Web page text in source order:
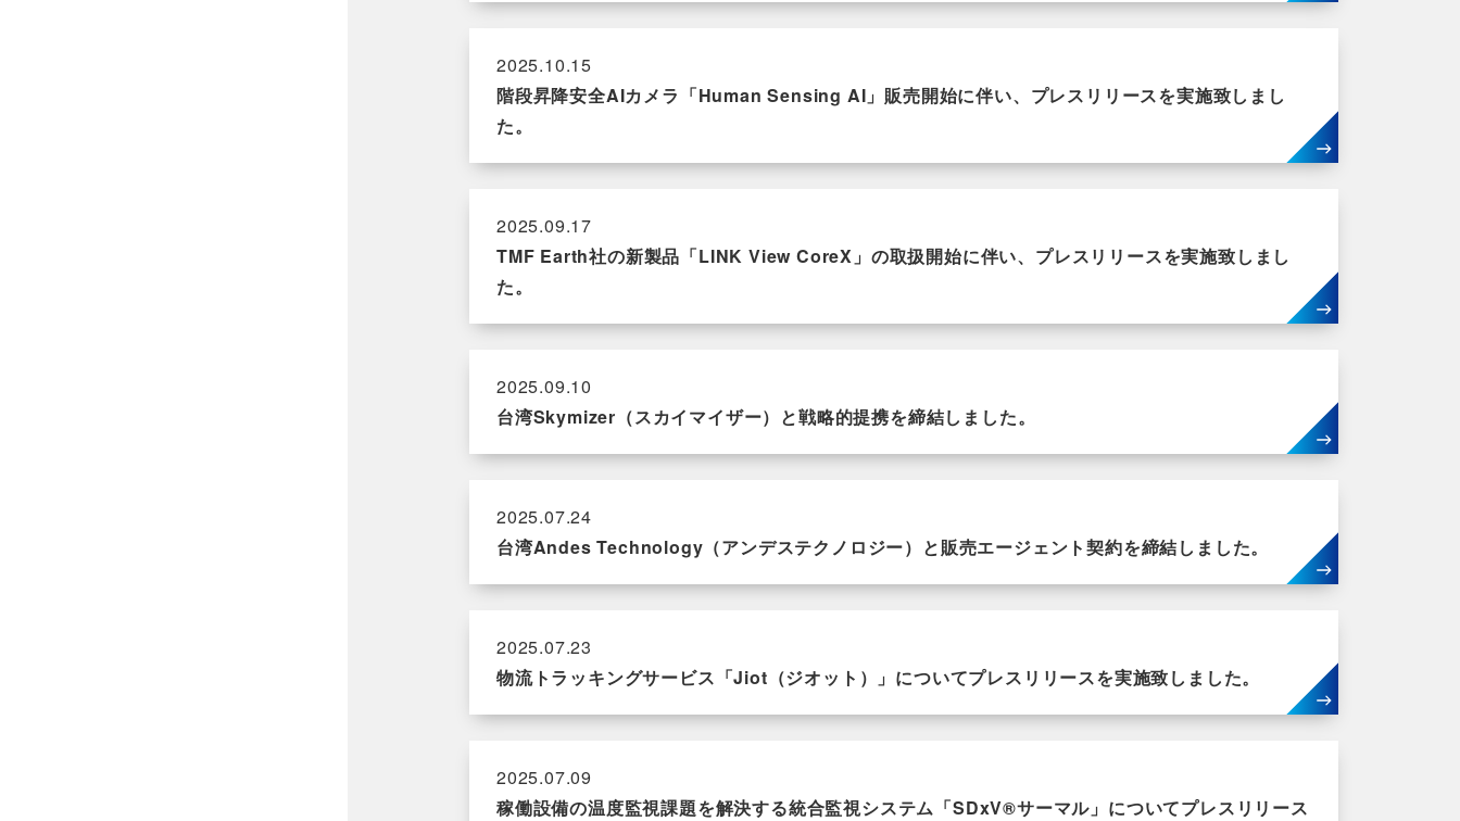
2025.10.15
階段昇降安全AIカメラ「Human Sensing AI」販売開始に伴い、プレスリリースを実施致しまし
た。
2025.09.17
TMF Earth社の新製品「LINK View CoreX」の取扱開始に伴い、プレスリリースを実施致しまし
た。
2025.09.10
台湾Skymizer（スカイマイザー）と戦略的提携を締結しました。
2025.07.24
台湾Andes Technology（アンデステクノロジー）と販売エージェント契約を締結しました。
2025.07.23
物流トラッキングサービス「Jiot（ジオット）」についてプレスリリースを実施致しました。
2025.07.09
稼働設備の温度監視課題を解決する統合監視システム「SDxV®サーマル」についてプレスリリース